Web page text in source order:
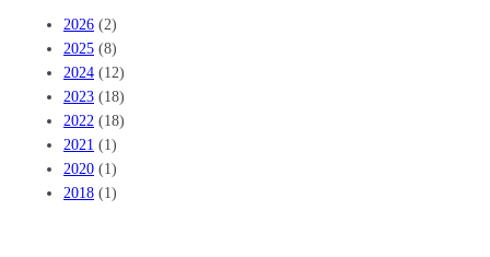
2026 (2)
2025 (8)
2024 (12)
2023 (18)
2022 (18)
2021 (1)
2020 (1)
2018 (1)